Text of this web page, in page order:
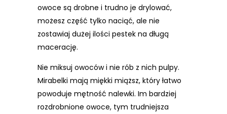
owoce są drobne i trudno je drylować,
możesz część tylko naciąć, ale nie
zostawiaj dużej ilości pestek na długą
macerację.
Nie miksuj owoców i nie rób z nich pulpy.
Mirabelki mają miękki miąższ, który łatwo
powoduje mętność nalewki. Im bardziej
rozdrobnione owoce, tym trudniejsza